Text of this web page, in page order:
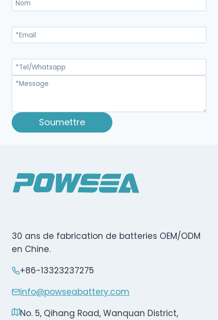
Soumettre
30 ans de fabrication de batteries OEM/ODM
en Chine.
+86-13323237275
info@powseabattery.com
No. 5, Qihang Road, Wanquan District,